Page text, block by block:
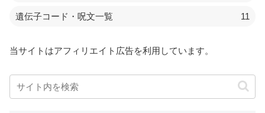
遺伝子コード・呪文一覧 11
当サイトはアフィリエイト広告を利用しています。